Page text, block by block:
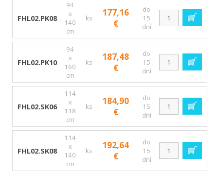
FHL02.PK08
94
x
140
cm
ks
177,16
€
do
15
dní
FHL02.PK10
94
x
160
cm
ks
187,48
€
do
15
dní
FHL02.SK06
114
x
118
cm
ks
184,90
€
do
15
dní
FHL02.SK08
114
x
140
cm
ks
192,64
€
do
15
dní